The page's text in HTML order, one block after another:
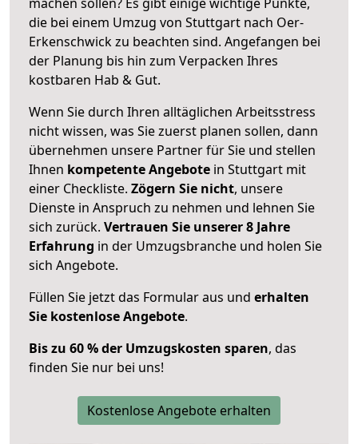
die bei einem Umzug von Stuttgart nach Oer-
Erkenschwick zu beachten sind. Angefangen bei
der Planung bis hin zum Verpacken Ihres
kostbaren Hab & Gut.
Wenn Sie durch Ihren alltäglichen Arbeitsstress
nicht wissen, was Sie zuerst planen sollen, dann
übernehmen unsere Partner für Sie und stellen
Ihnen kompetente Angebote in Stuttgart mit
einer Checkliste. Zögern Sie nicht, unsere
Dienste in Anspruch zu nehmen und lehnen Sie
sich zurück. Vertrauen Sie unserer 8 Jahre
Erfahrung in der Umzugsbranche und holen Sie
sich Angebote.
Füllen Sie jetzt das Formular aus und erhalten
Sie kostenlose Angebote.
Bis zu 60 % der Umzugskosten sparen, das
finden Sie nur bei uns!
Kostenlose Angebote erhalten